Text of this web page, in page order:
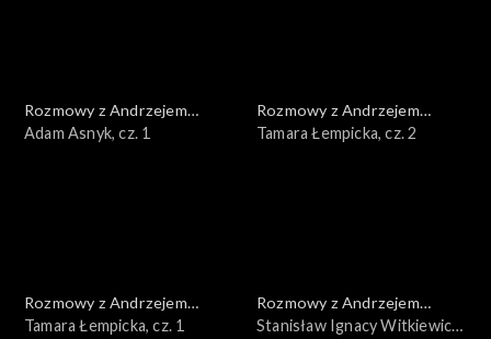
Rozmowy z Andrzejem
Doboszem
Adam Asnyk, cz. 1
Rozmowy z Andrzejem
Doboszem
Tamara Łempicka, cz. 2
Rozmowy z Andrzejem
Doboszem
Tamara Łempicka, cz. 1
Rozmowy z Andrzejem
Doboszem
Stanisław Ignacy Witkiewicz,